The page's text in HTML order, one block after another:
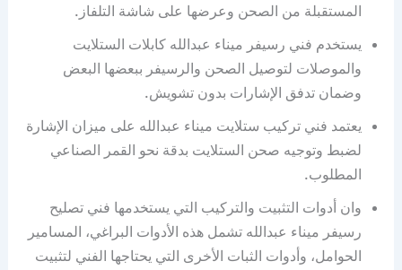
المستقبلة من الصحن وعرضها على شاشة التلفاز.
يستخدم فني رسيفر ميناء عبدالله كابلات الستلايت
والموصلات لتوصيل الصحن والرسيفر ببعضها البعض
وضمان تدفق الإشارات بدون تشويش.
يعتمد فني تركيب ستلايت ميناء عبدالله على ميزان الإشارة
لضبط وتوجيه صحن الستلايت بدقة نحو القمر الصناعي
المطلوب.
وان أدوات التثبيت والتركيب التي يستخدمها فني تصليح
رسيفر ميناء عبدالله تشمل هذه الأدوات البراغي، المسامير
الحوامل، وأدوات الثبات الأخرى التي يحتاجها الفني لتثبيت